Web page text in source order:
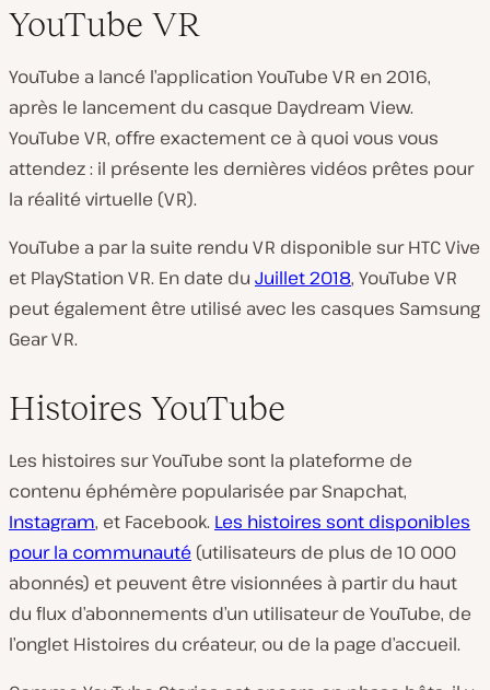
YouTube VR
YouTube a lancé l’application YouTube VR en 2016,
après le lancement du casque Daydream View.
YouTube VR, offre exactement ce à quoi vous vous
attendez : il présente les dernières vidéos prêtes pour
la réalité virtuelle (VR).
YouTube a par la suite rendu VR disponible sur HTC Vive
et PlayStation VR. En date du Juillet 2018, YouTube VR
peut également être utilisé avec les casques Samsung
Gear VR.
Histoires YouTube
Les histoires sur YouTube sont la plateforme de
contenu éphémère popularisée par Snapchat,
Instagram, et Facebook. Les histoires sont disponibles
pour la communauté (utilisateurs de plus de 10 000
abonnés) et peuvent être visionnées à partir du haut
du flux d’abonnements d’un utilisateur de YouTube, de
l’onglet Histoires du créateur, ou de la page d’accueil.